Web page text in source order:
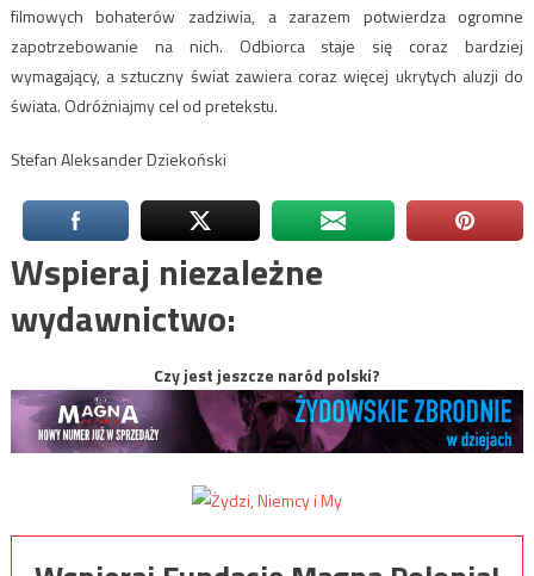
filmowych bohaterów zadziwia, a zarazem potwierdza ogromne
zapotrzebowanie na nich. Odbiorca staje się coraz bardziej
wymagający, a sztuczny świat zawiera coraz więcej ukrytych aluzji do
świata. Odróżniajmy cel od pretekstu.
Stefan Aleksander Dziekoński
Wspieraj niezależne
wydawnictwo:
Czy jest jeszcze naród polski?